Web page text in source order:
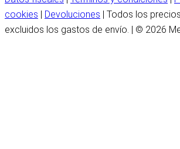
cookies | Devoluciones | Todos los
excluidos los gastos de envío. | © 2026